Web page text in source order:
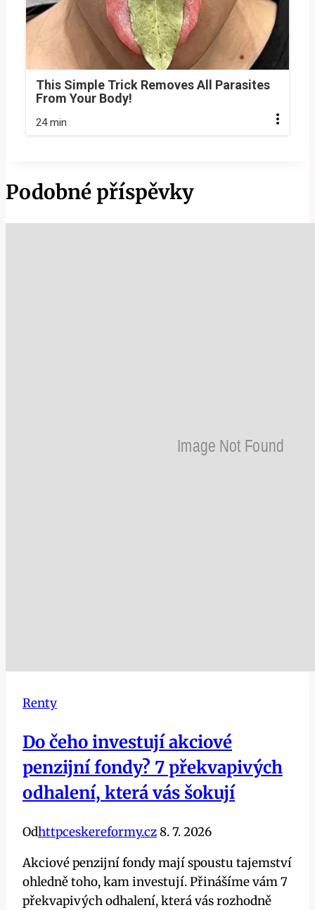
This Simple Trick Removes All Parasites
From Your Body!
24 min
Podobné příspěvky
Renty
Do čeho investují akciové
penzijní fondy? 7 překvapivých
odhalení, která vás šokují
Odhttpceskereformy.cz8. 7. 2026
Akciové penzijní fondy mají spoustu tajemství
ohledně toho, kam investují. Přinášíme vám 7
překvapivých odhalení, která vás rozhodně